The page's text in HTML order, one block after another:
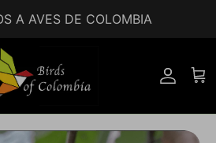
A AVES DE COLOMBIA
Account